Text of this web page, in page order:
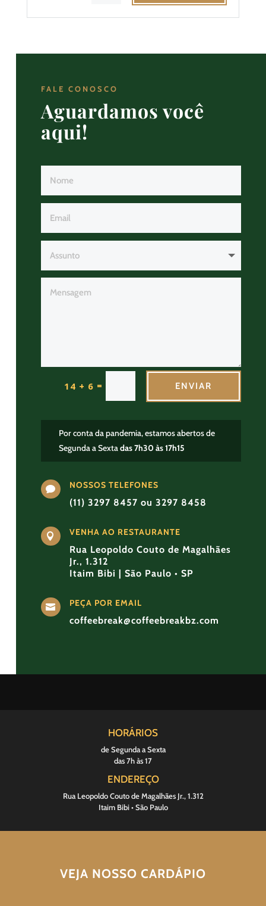
FALE CONOSCO
Aguardamos você
aqui!
14 + 6 = ENVIAR
Por conta da pandemia, estamos abertos de
Segunda a Sextadas 7h30 às 17h15
 NOSSOS TELEFONES
(11) 3297 8457 ou 3297 8458
 VENHA AO RESTAURANTE
Rua Leopoldo Couto de Magalhães
Jr., 1.312
Itaim Bibi | São Paulo • SP
 PEÇA POR EMAIL
coffeebreak@coffeebreakbz.com
HORÁRIOS
de Segunda a Sexta
das 7h às 17
ENDEREÇO
Rua Leopoldo Couto de Magalhães Jr., 1.312
Itaim Bibi • São Paulo
VEJA NOSSO CARDÁPIO